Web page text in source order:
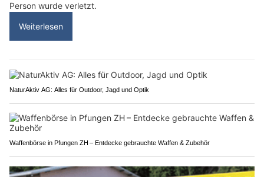
Person wurde verletzt.
Weiterlesen
NaturAktiv AG: Alles für Outdoor, Jagd und Optik
Waffenbörse in Pfungen ZH – Entdecke gebrauchte Waffen & Zubehör